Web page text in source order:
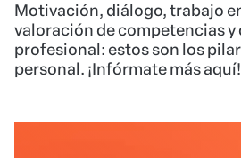
Motivación, diálogo, trabajo
valoración de competencias y
profesional: estos son los
personal. ¡Infórmate más aquí!